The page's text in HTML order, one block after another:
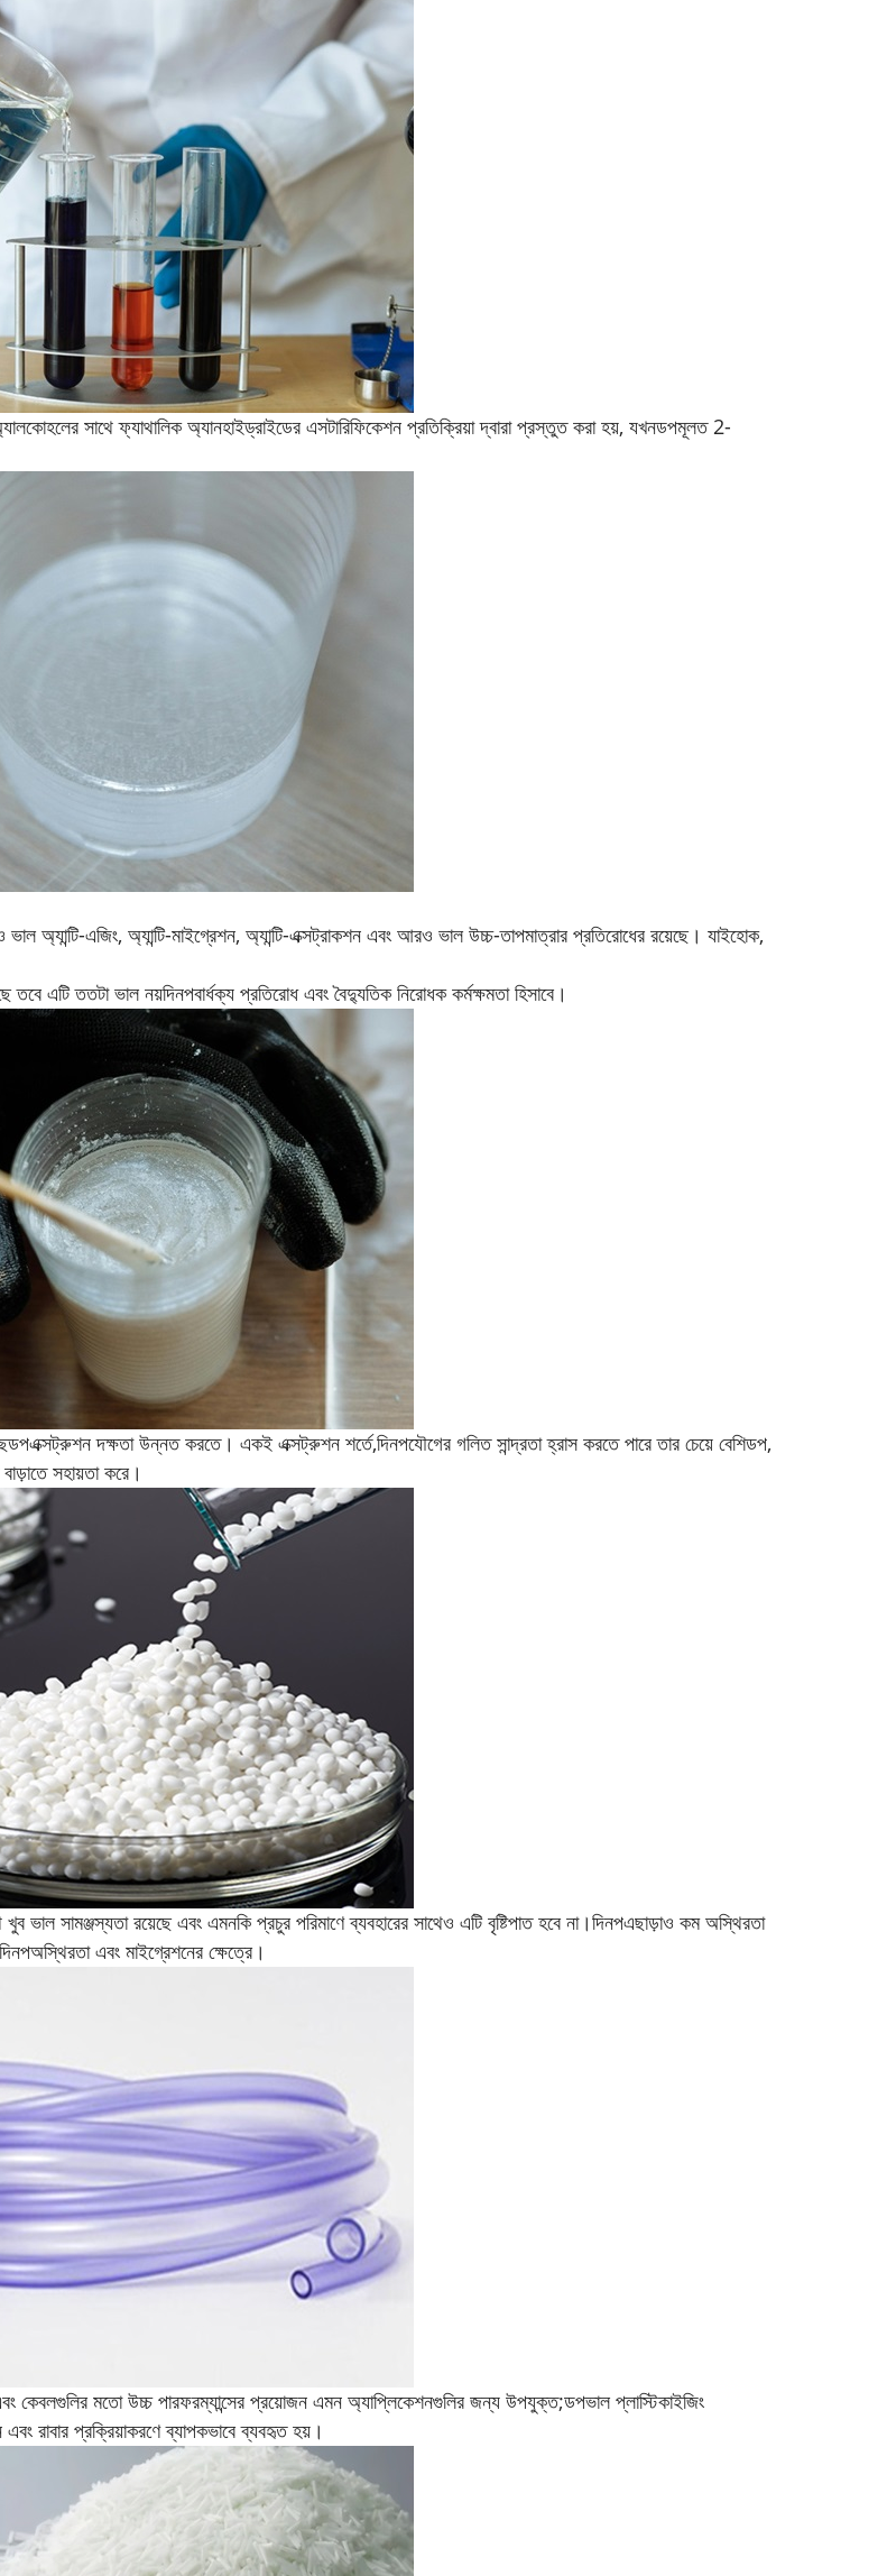
সাথে ফ্যাথালিক অ্যানহাইড্রাইডের এসটারিফিকেশন প্রতিক্রিয়া দ্বারা প্রস্তুত করা হয়, যখনডপমূলত 2-
অ্যান্টি-এজিং, অ্যান্টি-মাইগ্রেশন, অ্যান্টি-এক্সট্রাকশন এবং আরও ভাল উচ্চ-তাপমাত্রার প্রতিরোধের রয়েছে। যাইহোক,
তবে এটি ততটা ভাল নয়দিনপবার্ধক্য প্রতিরোধ এবং বৈদ্যুতিক নিরোধক কর্মক্ষমতা হিসাবে।
ডপএক্সট্রুশন দক্ষতা উন্নত করতে। একই এক্সট্রুশন শর্তে,দিনপযৌগের গলিত সান্দ্রতা হ্রাস করতে পারে তার চেয়ে বেশিডপ,
সহায়তা করে।
ভাল সামঞ্জস্যতা রয়েছে এবং এমনকি প্রচুর পরিমাণে ব্যবহারের সাথেও এটি বৃষ্টিপাত হবে না।দিনপএছাড়াও কম অস্থিরতা
দিনপঅস্থিরতা এবং মাইগ্রেশনের ক্ষেত্রে।
কেবলগুলির মতো উচ্চ পারফরম্যান্সের প্রয়োজন এমন অ্যাপ্লিকেশনগুলির জন্য উপযুক্ত;ডপভাল প্লাস্টিকাইজিং
রাবার প্রক্রিয়াকরণে ব্যাপকভাবে ব্যবহৃত হয়।